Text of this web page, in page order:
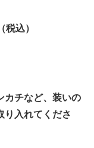
税込）
カチなど、装いの
り入れてくださ